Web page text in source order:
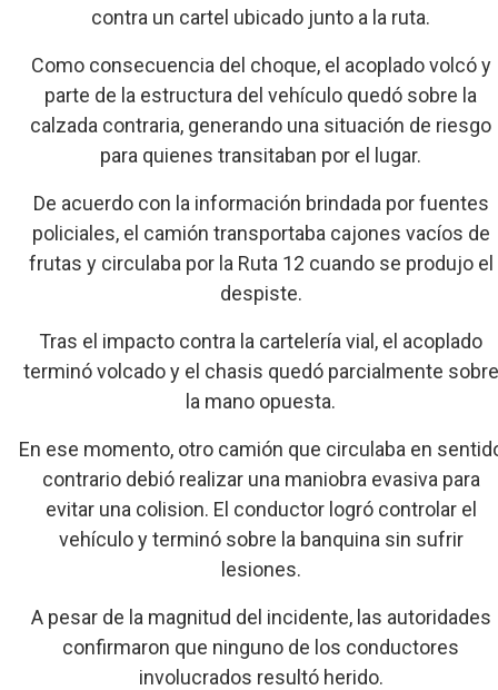
contra un cartel ubicado junto a la ruta.
Como consecuencia del choque, el acoplado volcó y
parte de la estructura del vehículo quedó sobre la
calzada contraria, generando una situación de riesgo
para quienes transitaban por el lugar.
De acuerdo con la información brindada por fuentes
policiales, el camión transportaba cajones vacíos de
frutas y circulaba por la Ruta 12 cuando se produjo el
despiste.
Tras el impacto contra la cartelería vial, el acoplado
terminó volcado y el chasis quedó parcialmente sobre
la mano opuesta.
En ese momento, otro camión que circulaba en
contrario debió realizar una maniobra evasiva para
evitar una colision. El conductor logró controlar el
vehículo y terminó sobre la banquina sin sufrir
lesiones.
A pesar de la magnitud del incidente, las autoridades
confirmaron que ninguno de los conductores
involucrados resultó herido.